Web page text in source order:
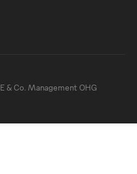
& Co. Management OHG